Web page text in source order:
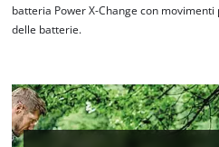
Abbiamo
to trackers
visitor. The
the site with
batteria Power X-Change con
delle batterie.